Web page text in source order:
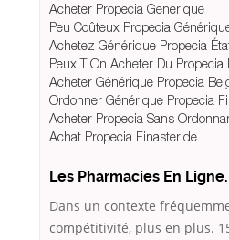
Acheter Propecia Generique
Peu Coûteux Propecia
Achetez Générique Propecia
Peux T On Acheter Du
Acheter Générique Propecia
Ordonner Générique Propecia
Acheter Propecia Sans
Achat Propecia Finasteride
Les Pharmacies En
Dans un contexte
compétitivité, plus en plus.